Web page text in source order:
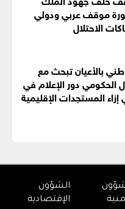
موقف عربي ودولي
الاحتلال
بالأعيان تبحث مع
الحكومي دور الإعلام في
إزاء المستجدات الإقليمية
الشؤون
الإقتصادية